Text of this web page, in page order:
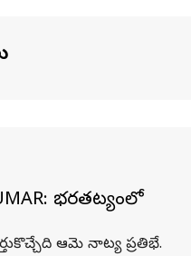
భరతనాట్యంలో
ఆమె నాట్య ప్రతిభే.